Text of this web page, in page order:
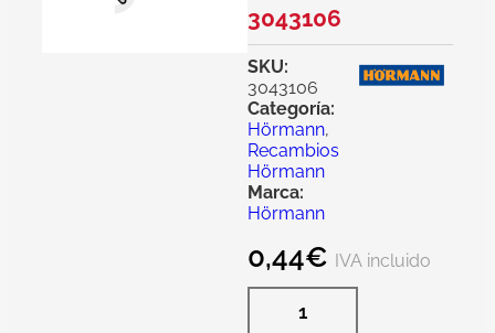
3043106
SKU:
3043106
Categoría:
Hörmann,
Recambios
Hörmann
Marca:
Hörmann
0,44€ IVA incluido